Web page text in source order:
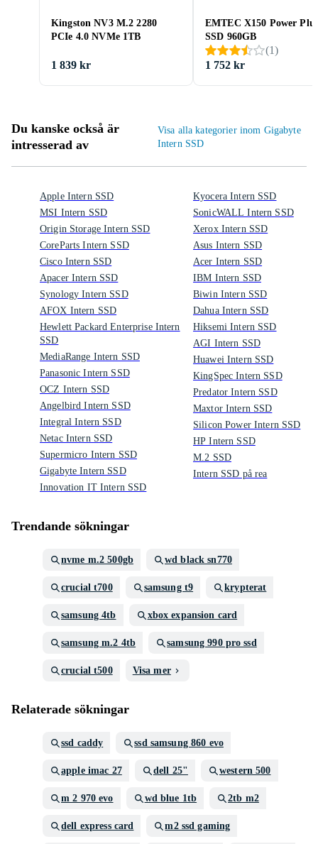
Kingston NV3 M.2 2280
PCIe 4.0 NVMe 1TB
1 839 kr
EMTEC X150 Power Plus
SSD 960GB
(1)
1 752 kr
Du kanske också är
intresserad av
Visa alla kategorier inom Gigabyte
Intern SSD
Apple Intern SSD
MSI Intern SSD
Origin Storage Intern SSD
CoreParts Intern SSD
Cisco Intern SSD
Apacer Intern SSD
Synology Intern SSD
AFOX Intern SSD
Hewlett Packard Enterprise Intern
SSD
MediaRange Intern SSD
Panasonic Intern SSD
OCZ Intern SSD
Angelbird Intern SSD
Integral Intern SSD
Netac Intern SSD
Supermicro Intern SSD
Gigabyte Intern SSD
Innovation IT Intern SSD
Kyocera Intern SSD
SonicWALL Intern SSD
Xerox Intern SSD
Asus Intern SSD
Acer Intern SSD
IBM Intern SSD
Biwin Intern SSD
Dahua Intern SSD
Hiksemi Intern SSD
AGI Intern SSD
Huawei Intern SSD
KingSpec Intern SSD
Predator Intern SSD
Maxtor Intern SSD
Silicon Power Intern SSD
HP Intern SSD
M.2 SSD
Intern SSD på rea
Trendande sökningar
nvme m.2 500gb wd black sn770
crucial t700 samsung t9 krypterat
samsung 4tb xbox expansion card
samsung m.2 4tb samsung 990 pro ssd
crucial t500 Visa mer
Relaterade sökningar
ssd caddy ssd samsung 860 evo
apple imac 27 dell 25" western 500
m 2 970 evo wd blue 1tb 2tb m2
dell express card m2 ssd gaming